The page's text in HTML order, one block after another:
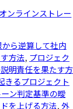
オンラインストレー
ら逆算して社内
方法, プロジェク
明責任を果たす方
きるプロジェクト
ン判定基準の曖
を上げる方法, 外